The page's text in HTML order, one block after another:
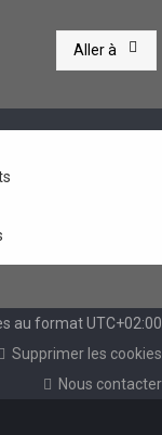
Aller à
au formatUTC+02:00
Supprimer les cookies
Nous contacter